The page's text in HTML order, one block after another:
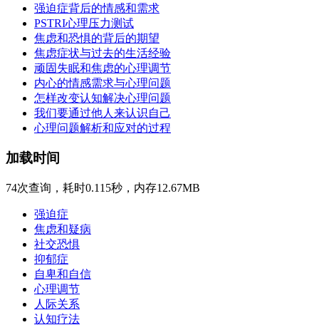
强迫症背后的情感和需求
PSTRI心理压力测试
焦虑和恐惧的背后的期望
焦虑症状与过去的生活经验
顽固失眠和焦虑的心理调节
内心的情感需求与心理问题
怎样改变认知解决心理问题
我们要通过他人来认识自己
心理问题解析和应对的过程
加载时间
74次查询，耗时0.115秒，内存12.67MB
强迫症
焦虑和疑病
社交恐惧
抑郁症
自卑和自信
心理调节
人际关系
认知疗法